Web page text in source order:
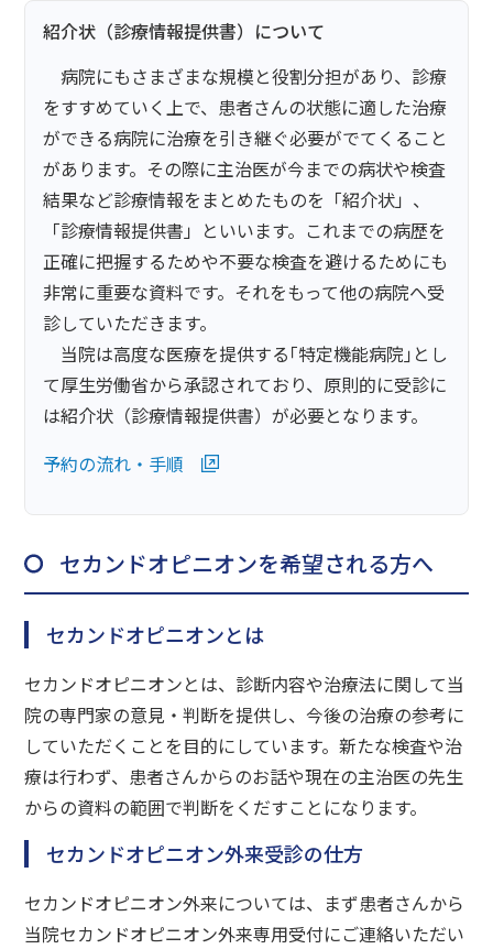
紹介状（診療情報提供書）について
病院にもさまざまな規模と役割分担があり、診療
をすすめていく上で、患者さんの状態に適した治療
ができる病院に治療を引き継ぐ必要がでてくること
があります。その際に主治医が今までの病状や検査
結果など診療情報をまとめたものを「紹介状」、
「診療情報提供書」といいます。これまでの病歴を
正確に把握するためや不要な検査を避けるためにも
非常に重要な資料です。それをもって他の病院へ受
診していただきます。
当院は高度な医療を提供する｢特定機能病院｣とし
て厚生労働省から承認されており、原則的に受診に
は紹介状（診療情報提供書）が必要となります。
予約の流れ・手順
セカンドオピニオンを希望される方へ
セカンドオピニオンとは
セカンドオピニオンとは、診断内容や治療法に関して当
院の専門家の意見・判断を提供し、今後の治療の参考に
していただくことを目的にしています。新たな検査や治
療は行わず、患者さんからのお話や現在の主治医の先生
からの資料の範囲で判断をくだすことになります。
セカンドオピニオン外来受診の仕方
セカンドオピニオン外来については、まず患者さんから
当院セカンドオピニオン外来専用受付にご連絡いただい